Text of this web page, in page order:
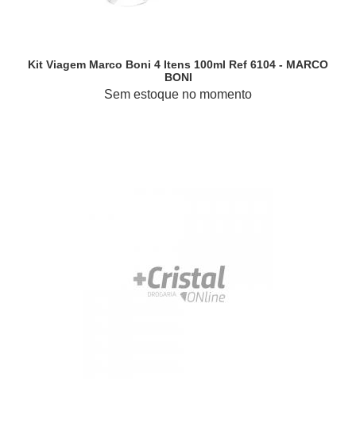
Kit Viagem Marco Boni 4 Itens 100ml Ref 6104 - MARCO
BONI
Sem estoque no momento